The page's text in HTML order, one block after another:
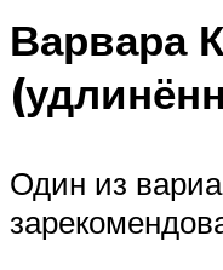
Варвара
Один из